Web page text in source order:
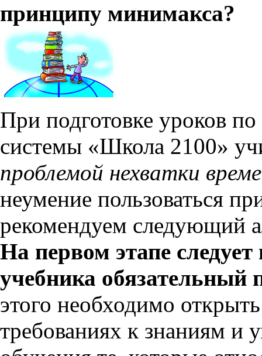
принципу минимакса?
При подготовке уроков
системы «Школа 2100»
проблемой нехватки
неумение пользоваться
рекомендуем следующий
На первом этапе
учебника
этого необходимо
требованиях к знаниям и